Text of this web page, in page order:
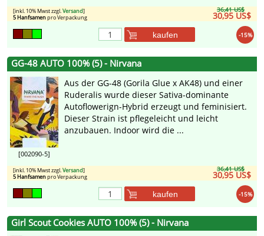
36,41 US$
30,95 US$
[inkl. 10% Mwst zzgl.Versand]
5 Hanfsamenpro Verpackung
-15%
kaufen
GG-48 AUTO 100% (5) - Nirvana
[002090-5]
Aus der GG-48 (Gorila Glue x AK48) und einer
Ruderalis wurde dieser Sativa-dominante
Autoflowerign-Hybrid erzeugt und feminisiert.
Dieser Strain ist pflegeleicht und leicht
anzubauen. Indoor wird die ...
36,41 US$
30,95 US$
[inkl. 10% Mwst zzgl.Versand]
5 Hanfsamenpro Verpackung
-15%
kaufen
Girl Scout Cookies AUTO 100% (5) - Nirvana